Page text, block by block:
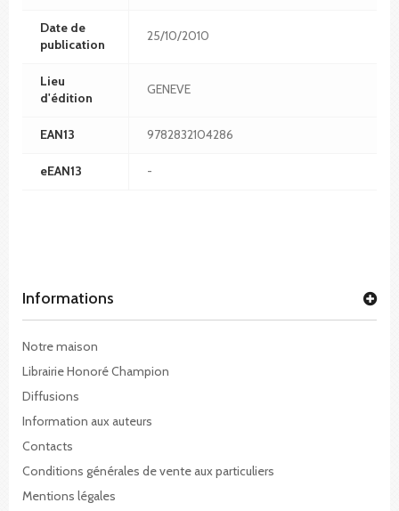
Date de
publication
25/10/2010
Lieu
d'édition
GENEVE
EAN13 9782832104286
eEAN13 -
Informations
Notre maison
Librairie Honoré Champion
Diffusions
Information aux auteurs
Contacts
Conditions générales de vente aux particuliers
Mentions légales